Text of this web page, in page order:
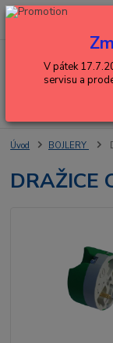
+420 602 288 130
Úvod BOJLERY
DRAŽICE
V pátek
servisu a